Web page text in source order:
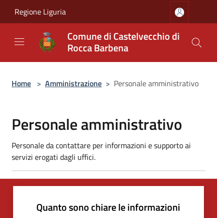
Regione Liguria
Comune di Castelvecchio di
Rocca Barbena
Home > Amministrazione > Personale amministrativo
Personale amministrativo
Personale da contattare per informazioni e supporto ai
servizi erogati dagli uffici.
Quanto sono chiare le informazioni